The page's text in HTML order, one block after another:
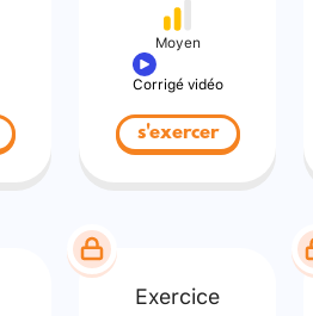
Moyen
Corrigé vidéo
s'exercer
Exercice